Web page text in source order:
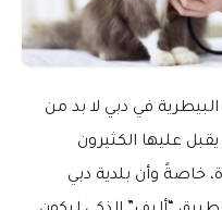
في دبي لا بد من
عليها الكثيرون
خاصةً وأن بلدية دبي